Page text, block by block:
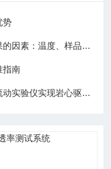
势
度、样品与操作技巧详解
指南
心驱替全流程自动化精准控制